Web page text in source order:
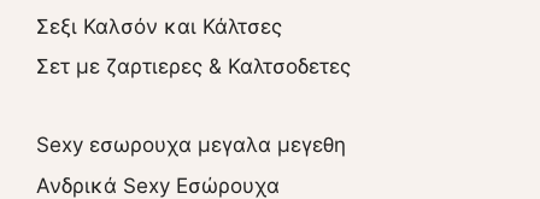
Σεξι Καλσόν και Κάλτσες
Σετ με ζαρτιερες & Καλτσοδετες
Sexy εσωρουχα μεγαλα μεγεθη
Ανδρικά Sexy Εσώρουχα